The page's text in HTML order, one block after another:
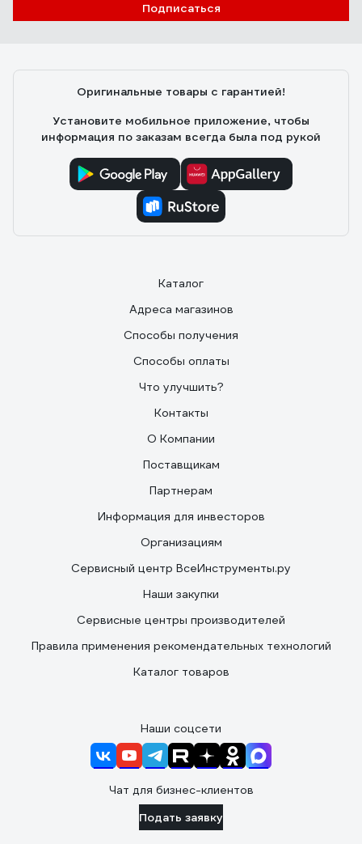
Подписаться
Оригинальные товары с гарантией!
Установите мобильное приложение, чтобы
информация по заказам всегда была под рукой
Каталог
Адреса магазинов
Способы получения
Способы оплаты
Что улучшить?
Контакты
О Компании
Поставщикам
Партнерам
Информация для инвесторов
Организациям
Сервисный центр ВсеИнструменты.ру
Наши закупки
Сервисные центры производителей
Правила применения рекомендательных технологий
Каталог товаров
Наши соцсети
Чат для бизнес-клиентов
Подать заявку